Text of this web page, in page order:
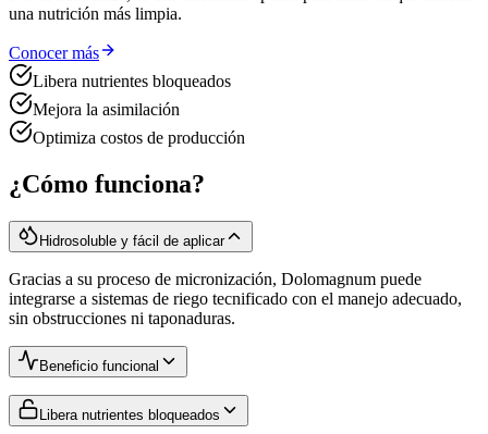
una nutrición más limpia.
Conocer más
Libera nutrientes bloqueados
Mejora la asimilación
Optimiza costos de producción
¿Cómo funciona?
Hidrosoluble y fácil de aplicar
Gracias a su proceso de micronización, Dolomagnum puede
integrarse a sistemas de riego tecnificado con el manejo adecuado,
sin obstrucciones ni taponaduras.
Beneficio funcional
Libera nutrientes bloqueados